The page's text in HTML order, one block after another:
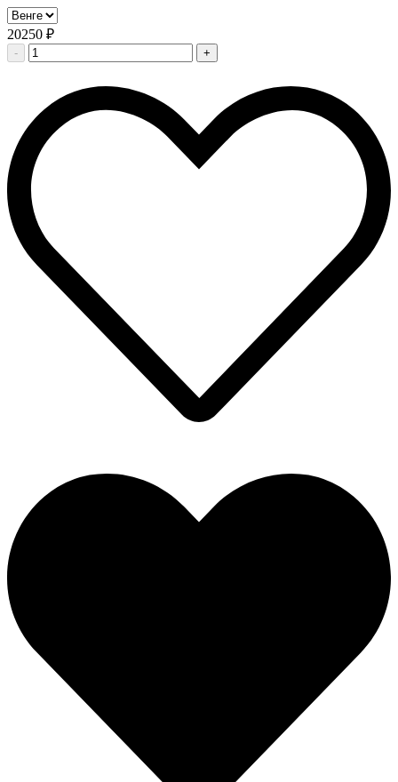
20250 ₽
- +